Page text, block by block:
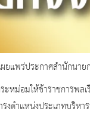
ยแพร่ประกาศสำนักนา
ระหม่อมให้ข้าราชการ
ตำแหน่งประเภทบริห